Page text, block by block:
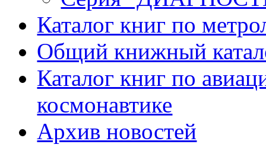
Каталог книг по
Общий книжный
Каталог книг по
космонавтике
Архив новостей